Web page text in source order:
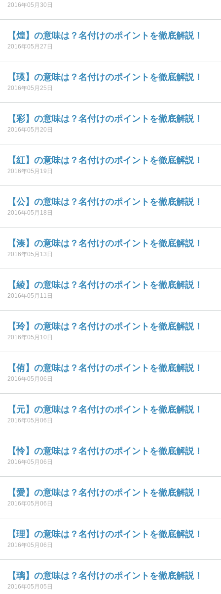
2016年05月30日
【煌】の意味は？名付けのポイントを徹底解説！
2016年05月27日
【瑛】の意味は？名付けのポイントを徹底解説！
2016年05月25日
【彩】の意味は？名付けのポイントを徹底解説！
2016年05月20日
【紅】の意味は？名付けのポイントを徹底解説！
2016年05月19日
【公】の意味は？名付けのポイントを徹底解説！
2016年05月18日
【湊】の意味は？名付けのポイントを徹底解説！
2016年05月13日
【綾】の意味は？名付けのポイントを徹底解説！
2016年05月11日
【玲】の意味は？名付けのポイントを徹底解説！
2016年05月10日
【侑】の意味は？名付けのポイントを徹底解説！
2016年05月06日
【元】の意味は？名付けのポイントを徹底解説！
2016年05月06日
【怜】の意味は？名付けのポイントを徹底解説！
2016年05月06日
【愛】の意味は？名付けのポイントを徹底解説！
2016年05月06日
【理】の意味は？名付けのポイントを徹底解説！
2016年05月06日
【璃】の意味は？名付けのポイントを徹底解説！
2016年05月05日